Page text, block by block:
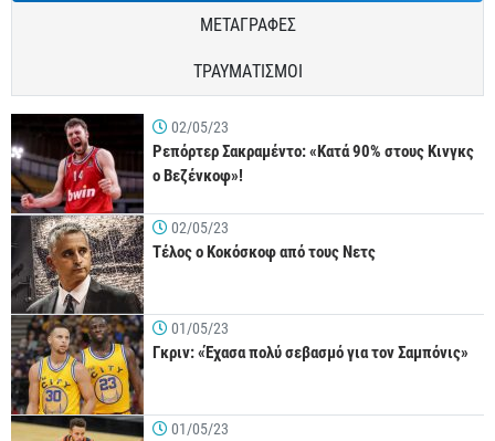
ΜΕΤΑΓΡΑΦΕΣ
ΤΡΑΥΜΑΤΙΣΜΟΙ
02/05/23
Ρεπόρτερ Σακραμέντο: «Κατά 90% στους Κινγκς
ο Βεζένκοφ»!
02/05/23
Τέλος ο Κοκόσκοφ από τους Νετς
01/05/23
Γκριν: «Έχασα πολύ σεβασμό για τον Σαμπόνις»
01/05/23